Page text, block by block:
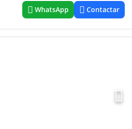
WhatsApp Contactar